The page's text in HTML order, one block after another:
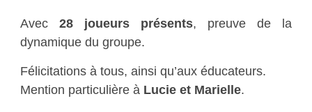
Avec 28 joueurs présents, preuve de la
dynamique du groupe.
Félicitations à tous, ainsi qu’aux éducateurs.
Mention particulière à Lucie et Marielle.